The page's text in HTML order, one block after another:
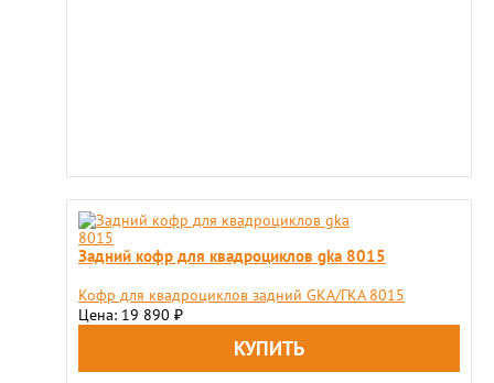
Задний кофр для квадроциклов gka 8015
Кофр для квадроциклов задний GKA/ГКА 8015
Цена: 19 890 ₽